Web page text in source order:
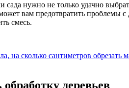
сада нужно не только удачно
вам предотвратить проблемы
смесь.
на сколько сантиметров
деревьев